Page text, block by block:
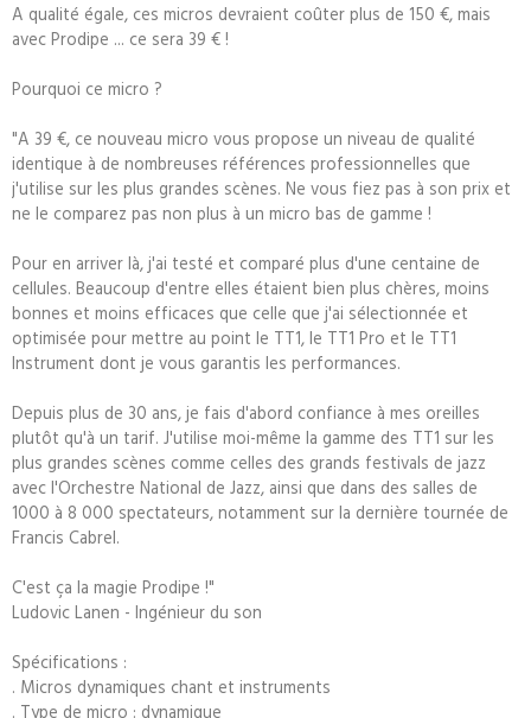
A qualité égale, ces micros devraient coûter plus de 150 €, mais
avec Prodipe ... ce sera 39 € !
Pourquoi ce micro ?
"A 39 €, ce nouveau micro vous propose un niveau de qualité
identique à de nombreuses références professionnelles que
j'utilise sur les plus grandes scènes. Ne vous fiez pas à son prix et
ne le comparez pas non plus à un micro bas de gamme !
Pour en arriver là, j'ai testé et comparé plus d'une centaine de
cellules. Beaucoup d'entre elles étaient bien plus chères, moins
bonnes et moins efficaces que celle que j'ai sélectionnée et
optimisée pour mettre au point le TT1, le TT1 Pro et le TT1
Instrument dont je vous garantis les performances.
Depuis plus de 30 ans, je fais d'abord confiance à mes oreilles
plutôt qu'à un tarif. J'utilise moi-même la gamme des TT1 sur les
plus grandes scènes comme celles des grands festivals de jazz
avec l'Orchestre National de Jazz, ainsi que dans des salles de
1000 à 8 000 spectateurs, notamment sur la dernière tournée de
Francis Cabrel.
C'est ça la magie Prodipe !"
Ludovic Lanen - Ingénieur du son
Spécifications :
. Micros dynamiques chant et instruments
. Type de micro : dynamique